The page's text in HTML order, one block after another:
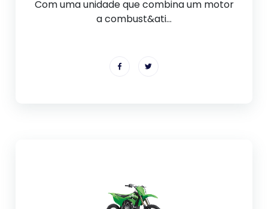
Com uma unidade que combina um motor
a combust&ati...